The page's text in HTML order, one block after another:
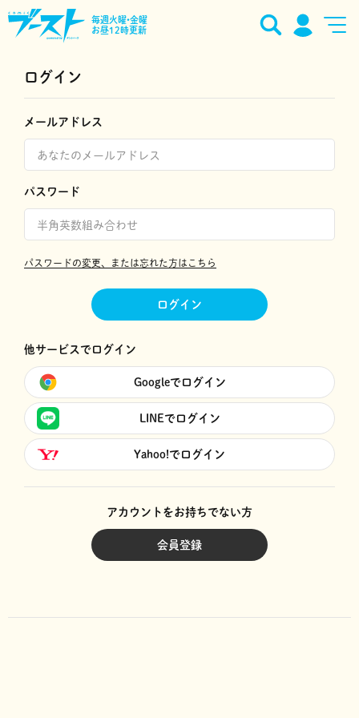
毎週火曜•金曜
お昼12時更新
ログイン
メールアドレス
パスワード
パスワードの変更、または忘れた方はこちら
ログイン
他サービスでログイン
Googleでログイン
LINEでログイン
Yahoo!でログイン
アカウントをお持ちでない方
会員登録